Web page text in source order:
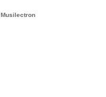
Musilectron